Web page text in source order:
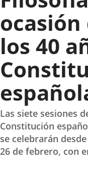
ocasión
los 40
Las siete sesiones
Constitución
se celebrarán
26 de febrero, con